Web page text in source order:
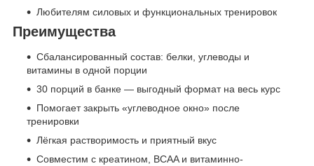
Любителям силовых и функциональных тренировок
Преимущества
Сбалансированный состав: белки, углеводы и
витамины в одной порции
30 порций в банке — выгодный формат на весь курс
Помогает закрыть «углеводное окно» после
тренировки
Лёгкая растворимость и приятный вкус
Совместим с креатином, BCAA и витаминно-